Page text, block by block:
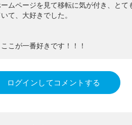
ムページを見て移転に気が付き、とて
て、大好きでした。
こが一番好きです！！！
ログインしてコメントする